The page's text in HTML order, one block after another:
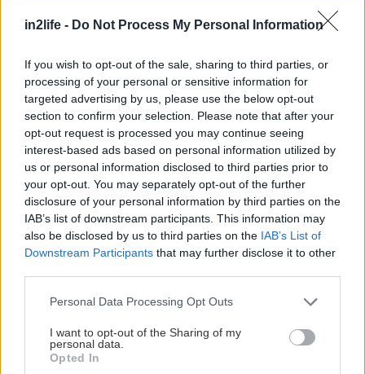
in2life - Do Not Process My Personal Information
If you wish to opt-out of the sale, sharing to third parties, or
processing of your personal or sensitive information for
targeted advertising by us, please use the below opt-out
section to confirm your selection. Please note that after your
opt-out request is processed you may continue seeing
interest-based ads based on personal information utilized by
us or personal information disclosed to third parties prior to
your opt-out. You may separately opt-out of the further
disclosure of your personal information by third parties on the
IAB’s list of downstream participants. This information may
also be disclosed by us to third parties on the IAB’s List of
Downstream Participants that may further disclose it to other
Please note that this website/app uses one or more Google
not limited to your visit or usage behaviour. You may click to
grant or deny consent to Google and its third-party tags to
use your data for below specified purposes in below Google
Personal Data Processing Opt Outs
I want to opt-out of the Sharing of my
personal data.
Opted In